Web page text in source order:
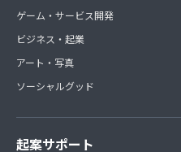
ゲーム・サービス開発
ビジネス・起業
アート・写真
ソーシャルグッド
起案サポート